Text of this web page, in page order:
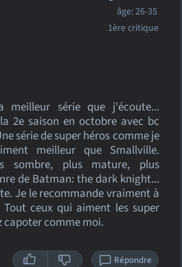
âge: 26-35
1ère critique
meilleur série que j'écoute...
2e saison en octobre avec bc
série de super héros comme je
meilleur que Smallville.
sombre, plus mature, plus
de Batman: the dark knight...
Je le recommande vraiment à
ceux qui aiment les super
capoter comme moi.
Répondre